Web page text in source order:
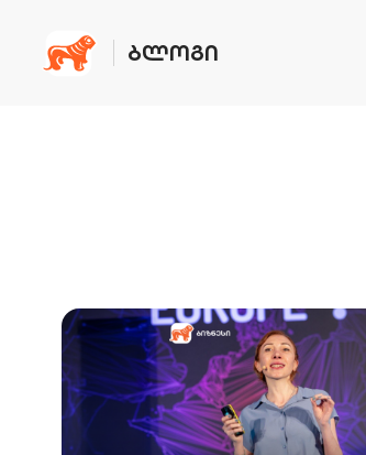
ᲑᲚᲝᲒᲘ